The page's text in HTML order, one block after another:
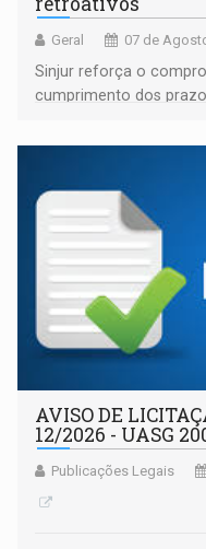
Geral 07 de
Sinjur reforça o
cumprimento dos
AVISO DE
12/2026 - UASG
Publicações Legais